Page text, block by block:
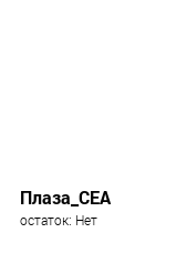
Плаза_СЕА
остаток: Нет